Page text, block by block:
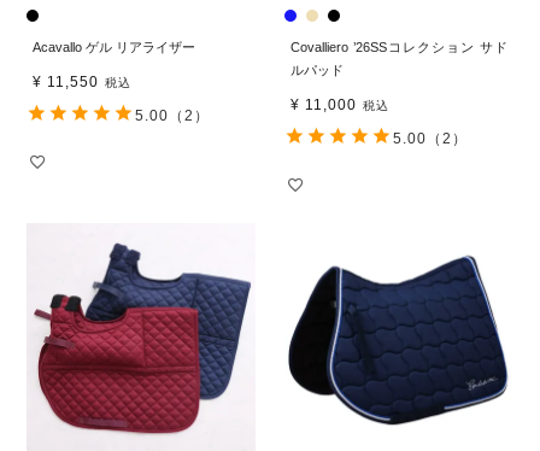
Acavallo ゲル リアライザー
¥ 11,550 税込
5.00 （2）
Covalliero ’26SSコレクション サド
ルパッド
¥ 11,000 税込
5.00 （2）